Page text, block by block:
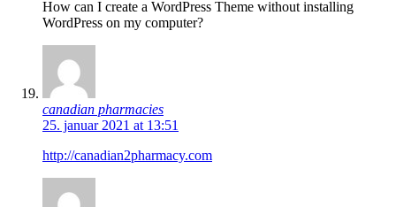
How can I create a WordPress Theme without installing
WordPress on my computer?
canadian pharmacies
25. januar 2021 at 13:51
http://canadian2pharmacy.com